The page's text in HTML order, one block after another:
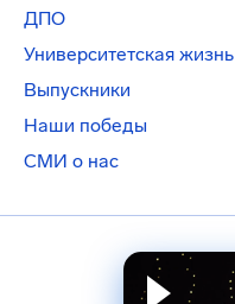
ДПО
Университетская жизнь
Выпускники
Наши победы
СМИ о нас